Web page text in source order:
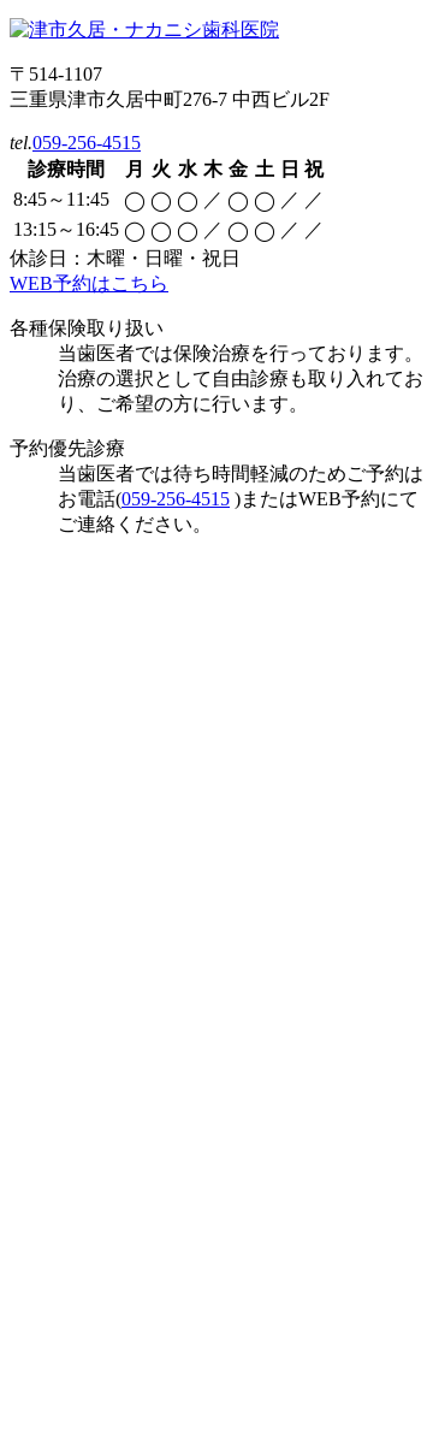
〒514-1107
三重県津市久居中町276-7 中西ビル2F
tel.059-256-4515
診療時間
月 火 水 木 金 土 日 祝
8:45～11:45
◯ ◯ ◯ ／ ◯ ◯ ／ ／
13:15～16:45 ◯ ◯ ◯ ／ ◯ ◯ ／ ／
休診日：木曜・日曜・祝日
WEB予約はこちら
各種保険取り扱い
当歯医者では保険治療を行っております。
治療の選択として自由診療も取り入れてお
り、ご希望の方に行います。
予約優先診療
当歯医者では待ち時間軽減のためご予約は
お電話(059-256-4515 )またはWEB予約にて
ご連絡ください。